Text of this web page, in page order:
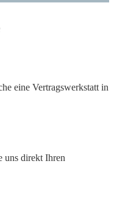
eine Vertragswerkstatt in
uns direkt Ihren